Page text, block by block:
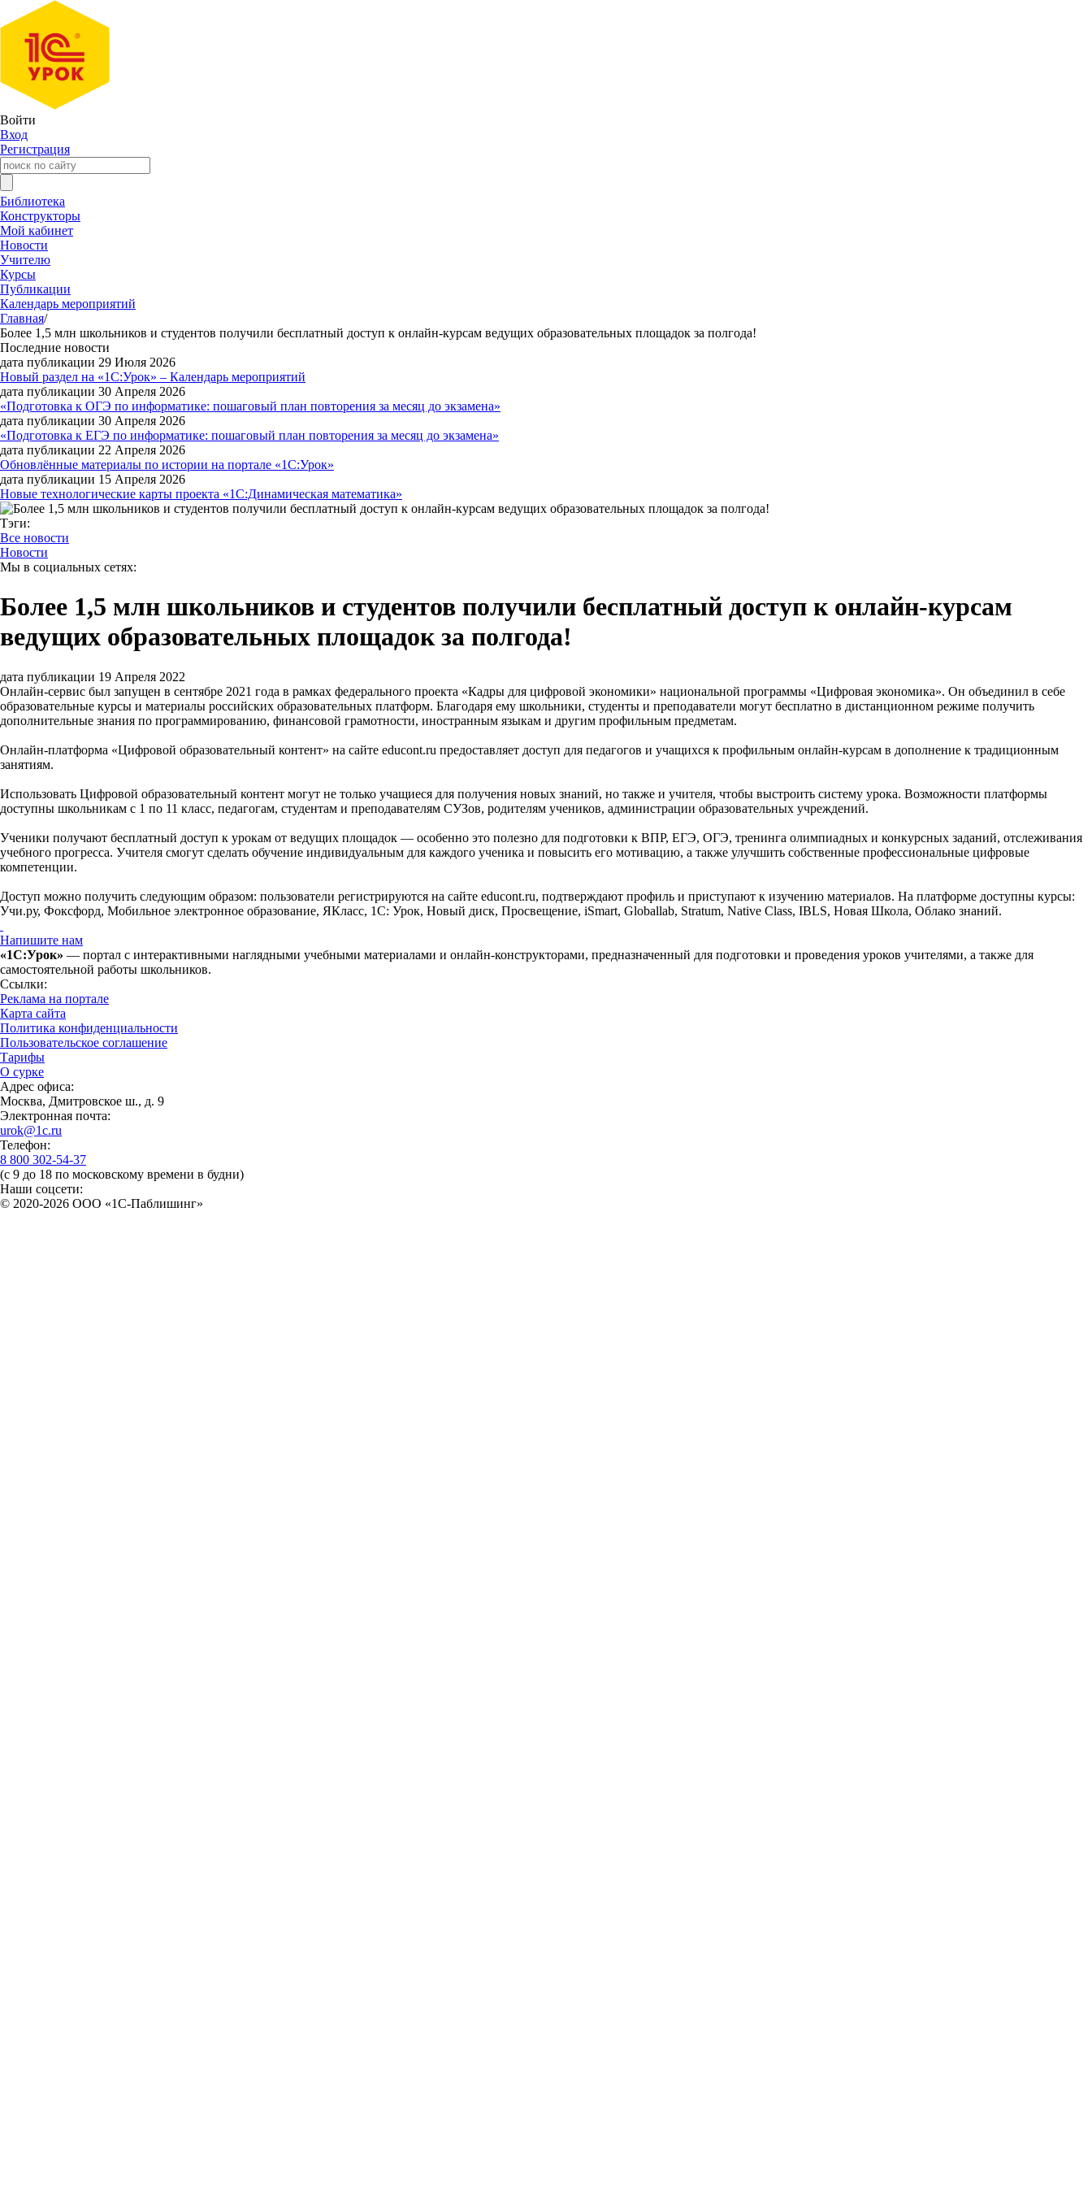
Войти
Вход
Регистрация
Библиотека
Конструкторы
Мой кабинет
Новости
Учителю
Курсы
Публикации
Календарь мероприятий
Главная/
Более 1,5 млн школьников и студентов получили бесплатный доступ к онлайн-курсам ведущих образовательных площадок за полгода!
Последние новости
дата публикации 29 Июля 2026
Новый раздел на «1С:Урок» – Календарь мероприятий
дата публикации 30 Апреля 2026
«Подготовка к ОГЭ по информатике: пошаговый план повторения за месяц до экзамена»
дата публикации 30 Апреля 2026
«Подготовка к ЕГЭ по информатике: пошаговый план повторения за месяц до экзамена»
дата публикации 22 Апреля 2026
Обновлённые материалы по истории на портале «1С:Урок»
дата публикации 15 Апреля 2026
Новые технологические карты проекта «1С:Динамическая математика»
Тэги:
Все новости
Новости
Мы в социальных сетях:
Более 1,5 млн школьников и студентов получили бесплатный доступ к онлайн-курсам
ведущих образовательных площадок за полгода!
дата публикации 19 Апреля 2022
Онлайн-сервис был запущен в сентябре 2021 года в рамках федерального проекта «Кадры для цифровой экономики» национальной программы «Цифровая экономика». Он объединил в себе
образовательные курсы и материалы российских образовательных платформ. Благодаря ему школьники, студенты и преподаватели могут бесплатно в дистанционном режиме получить
дополнительные знания по программированию, финансовой грамотности, иностранным языкам и другим профильным предметам.
Онлайн-платформа «Цифровой образовательный контент» на сайте educont.ru предоставляет доступ для педагогов и учащихся к профильным онлайн-курсам в дополнение к традиционным
занятиям.
Использовать Цифровой образовательный контент могут не только учащиеся для получения новых знаний, но также и учителя, чтобы выстроить систему урока. Возможности платформы
доступны школьникам с 1 по 11 класс, педагогам, студентам и преподавателям СУЗов, родителям учеников, администрации образовательных учреждений.
Ученики получают бесплатный доступ к урокам от ведущих площадок — особенно это полезно для подготовки к ВПР, ЕГЭ, ОГЭ, тренинга олимпиадных и конкурсных заданий, отслеживания
учебного прогресса. Учителя смогут сделать обучение индивидуальным для каждого ученика и повысить его мотивацию, а также улучшить собственные профессиональные цифровые
компетенции.
Доступ можно получить следующим образом: пользователи регистрируются на сайте educont.ru, подтверждают профиль и приступают к изучению материалов. На платформе доступны курсы:
Учи.ру, Фоксфорд, Мобильное электронное образование, ЯКласс, 1С: Урок, Новый диск, Просвещение, iSmart, Globallab, Stratum, Native Class, IBLS, Новая Школа, Облако знаний.
Напишите нам
«1С:Урок» — портал с интерактивными наглядными учебными материалами и онлайн-конструкторами, предназначенный для подготовки и проведения уроков учителями, а также для
самостоятельной работы школьников.
Ссылки:
Реклама на портале
Карта сайта
Политика конфиденциальности
Пользовательское соглашение
Тарифы
О сурке
Адрес офиса:
Москва, Дмитровское ш., д. 9
Электронная почта:
urok@1c.ru
Телефон:
8 800 302-54-37
(с 9 до 18 по московскому времени в будни)
Наши соцсети:
© 2020-2026 OOO «1С-Паблишинг»